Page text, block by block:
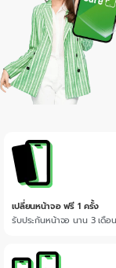
เปลี่ยนหน้าจอ ฟรี 1 ครั้ง
รับประกันหน้าจอ นาน 3 เดือน